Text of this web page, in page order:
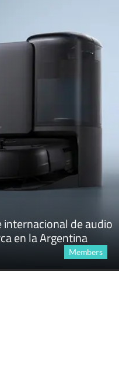
de audio
en la Argentina
Members